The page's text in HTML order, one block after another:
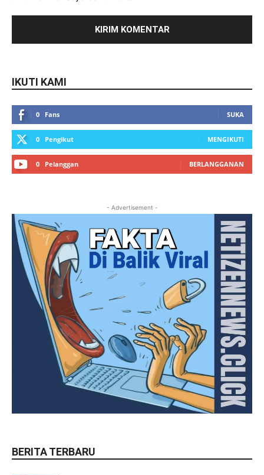
IKUTI KAMI
0 Fans SUKA
0 Pengikut MENGIKUTI
0 Pelanggan BERLANGGANAN
- Advertisement -
BERITA TERBARU